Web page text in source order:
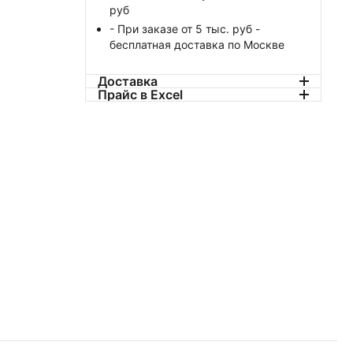
руб
- При заказе от 5 тыс. руб -
бесплатная доставка по Москве
Доставка
Прайс в Excel